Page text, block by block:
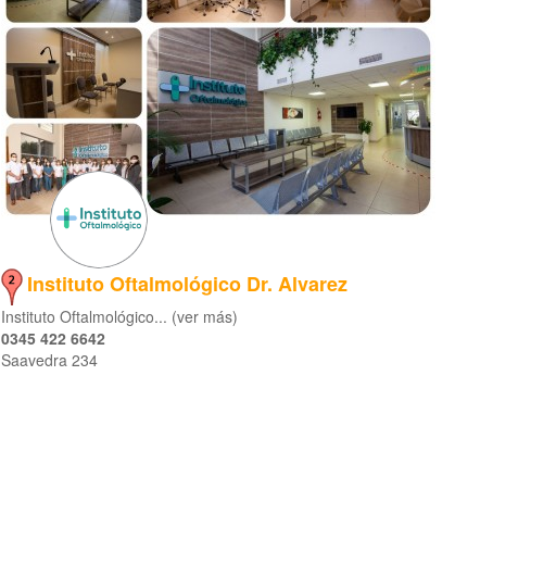
Instituto Oftalmológico Dr. Alvarez
Instituto Oftalmológico... (ver más)
0345 422 6642
Saavedra 234